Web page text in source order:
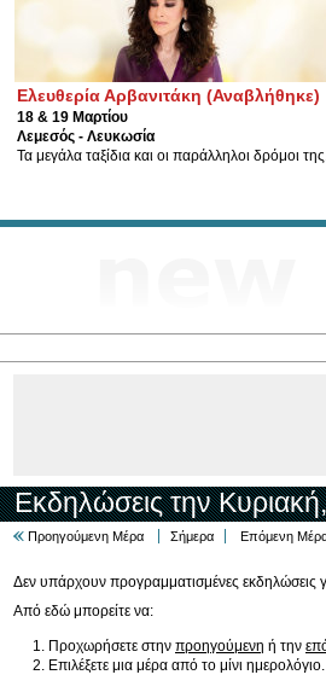
Ελευθερία Αρβανιτάκη (Αναβλήθηκε)
18 & 19 Μαρτίου
Λεμεσός - Λευκωσία
Τα μεγάλα ταξίδια και οι παράλληλοι δρόμοι
Εκδηλώσεις την
Προηγούμενη Μέρα Σήμερα Επόμενη
Δεν υπάρχουν προγραμματισμένες εκδηλώσεις
Από εδώ μπορείτε να:
Προχωρήσετε στην προηγούμενη ή την
Επιλέξετε μια μέρα από το μίνι ημερολόγιο.